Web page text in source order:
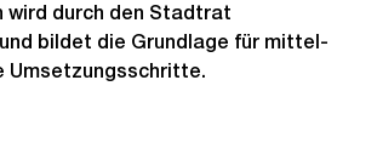
wird durch den Stadtrat
bildet die Grundlage für mittel-
Umsetzungsschritte.